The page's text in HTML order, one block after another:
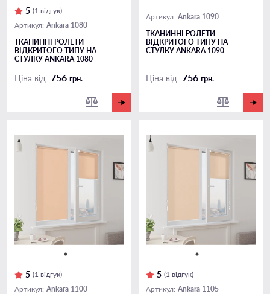
5 (1 відгук)
Артикул: Ankara 1080
ТКАНИННІ РОЛЕТИ
ВІДКРИТОГО ТИПУ НА
СТУЛКУ ANKARA 1080
Ціна від 756 грн.
Артикул: Ankara 1090
ТКАНИННІ РОЛЕТИ
ВІДКРИТОГО ТИПУ НА
СТУЛКУ ANKARA 1090
Ціна від 756 грн.
5 (1 відгук)
Артикул: Ankara 1100
5 (1 відгук)
Артикул: Ankara 1105